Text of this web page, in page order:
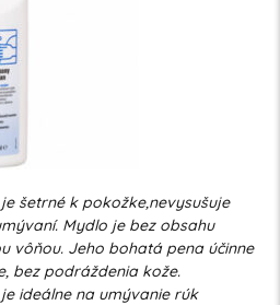
šetrné k pokožke,nevysušuje
Mydlo je bez obsahu
vôňou. Jeho bohatá pena účinne
bez podráždenia kože.
ideálne na umývanie rúk